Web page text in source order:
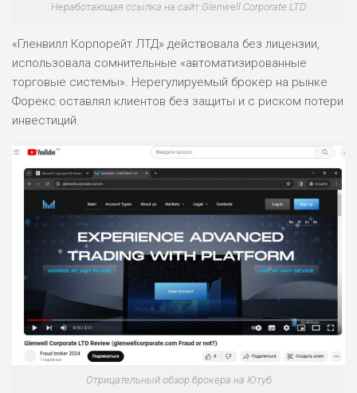
Неработающая ссылка на сайт Glenwell Corporate LTD
«Гленвилл Корпорейт ЛТД» действовала без лицензии,
использовала сомнительные «автоматизированные
торговые системы». Нерегулируемый брокер на рынке
Форекс оставлял клиентов без защиты и с риском потери
инвестиций.
Отрицательный обзор брокера на Ютуб